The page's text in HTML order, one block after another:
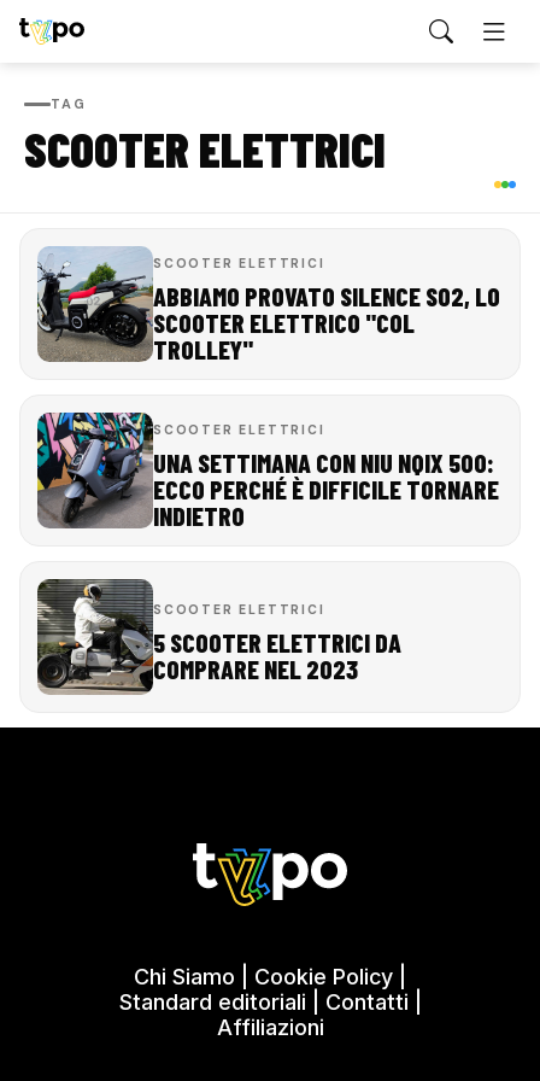
TAG
SCOOTER ELETTRICI
SCOOTER ELETTRICI
ABBIAMO PROVATO SILENCE S02, LO
SCOOTER ELETTRICO "COL
TROLLEY"
SCOOTER ELETTRICI
UNA SETTIMANA CON NIU NQIX 500:
ECCO PERCHÉ È DIFFICILE TORNARE
INDIETRO
SCOOTER ELETTRICI
5 SCOOTER ELETTRICI DA
COMPRARE NEL 2023
Chi Siamo Cookie Policy
Standard editoriali
Contatti
Affiliazioni